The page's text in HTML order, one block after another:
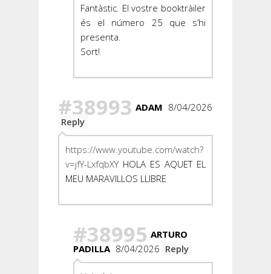
Fantàstic. El vostre booktràiler
és el número 25 que s’hi
presenta.
Sort!
#38993 ADAM 8/04/2026
Reply
https://www.youtube.com/watch?
v=jfY-LxfqbXYHOLA ES AQUET EL
MEU MARAVILLOS LLIBRE
#38995 ARTURO
PADILLA 8/04/2026 Reply